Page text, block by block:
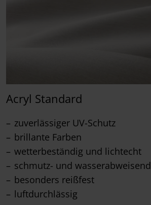
Acryl Standard
zuverlässiger UV-Schutz
brillante Farben
wetterbeständig und lichtecht
schmutz- und wasserabweisend
besonders reißfest
luftdurchlässig